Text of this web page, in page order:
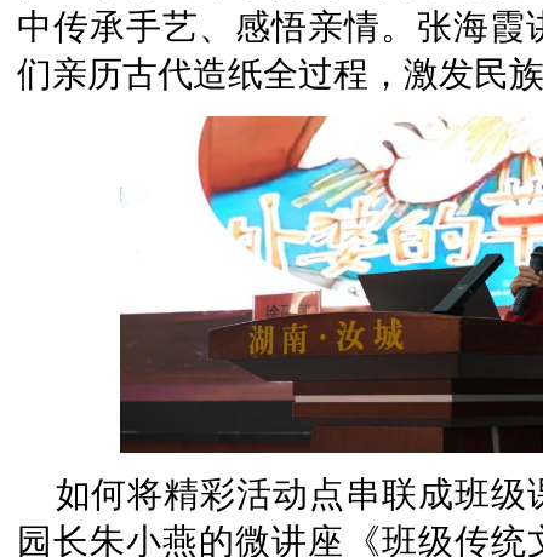
中传承手艺、感悟亲情。张海
们亲历古代造纸全过程，激发民
如何将精彩活动点串联成班
园长朱小燕的微讲座《班级传